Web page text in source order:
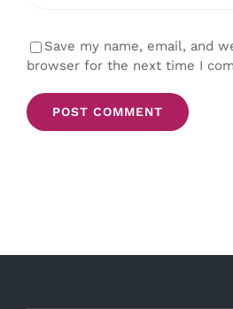
Save my name, email, and
browser for the next time I